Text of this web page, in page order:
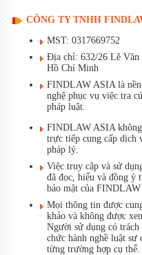
CÔNG TY TNHH
MST: 0317669752
Địa chỉ: 632/26 Lê
Hồ Chí Minh
FINDLAW ASIA là nền
nghệ phục vụ việc tra
pháp luật.
FINDLAW ASIA không
trực tiếp cung cấp dịch
pháp lý.
Việc truy cập và sử
đã đọc, hiểu và đồng ý
bảo mật của FINDLAW
Mọi thông tin được
khảo và không được
Người sử dụng có
chức hành nghề luật sư
từng trường hợp cụ thể.